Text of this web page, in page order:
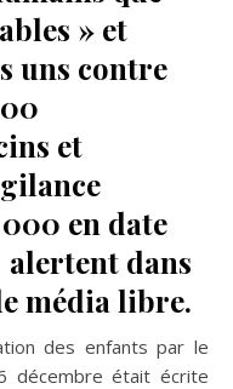
» et
uns contre
et
en date
alertent dans
média libre.
décembre était écrite